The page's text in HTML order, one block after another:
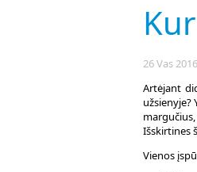
26 Vas
Artėjant
Išskirtines
Vienos